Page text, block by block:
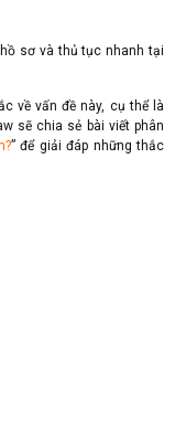
sơ và thủ tục nhanh tại
về vấn đề này, cụ thể là
sẽ chia sẻ bài viết phân
” để giải đáp những thắc